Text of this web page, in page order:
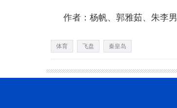
作者：杨帆、郭雅茹、朱李男
体育 飞盘 秦皇岛